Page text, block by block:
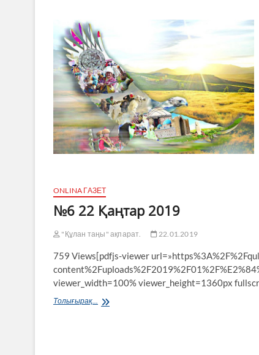
ONLINA ГАЗЕТ
№6 22 Қаңтар 2019
"Құлан таңы" ақпарат. 22.01.2019
759 Views[pdfjs-viewer
viewer_width=100% viewer_height=1360px
Толығырақ...
№6